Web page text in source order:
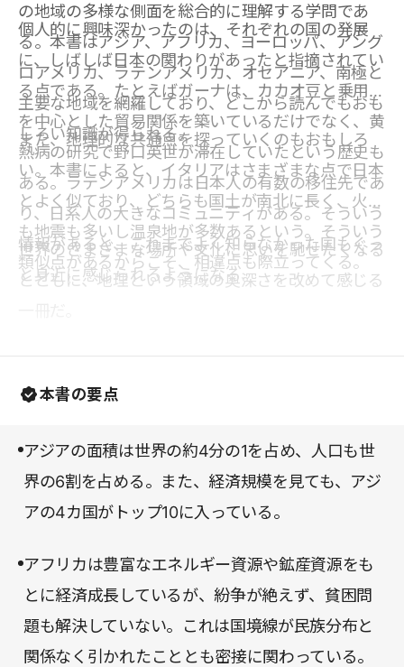
の地域の多様な側面を総合的に理解する学問であ
る。本書はアジア、アフリカ、ヨーロッパ、アング
ロアメリカ、ラテンアメリカ、オセアニア、南極と
主要な地域を網羅しており、どこから読んでもおも
しろい知識が得られる。
個人的に興味深かったのは、それぞれの国の発展
に、しばしば日本の関わりがあったと指摘されてい
る点である。たとえばガーナは、カカオ豆と乗用車
を中心とした貿易関係を築いているだけでなく、黄
熱病の研究で野口英世が滞在していたという歴史も
ある。ラテンアメリカは日本人の有数の移住先であ
り、日系人の大きなコミュニティがある。そういう
情報があると、これまでよく知らなかった国もぐっ
と身近に感じられるようになる。
また、地理的な共通点を探っていくのもおもしろ
い。本書によると、イタリアはさまざまな点で日本
とよく似ており、どちらも国土が南北に長く、火山
も地震も多いし温泉地が多数あるという。そういう
類似点があるからこそ、相違点も際立ってくる。
世界のさまざまな場所や文化に思いを馳せたくなる
とともに、地理という領域の奥深さを改めて感じる
本書の要点
アジアの面積は世界の約4分の1を占め、人口も世
界の6割を占める。また、経済規模を見ても、アジ
アの4カ国がトップ10に入っている。
アフリカは豊富なエネルギー資源や鉱産資源をも
とに経済成長しているが、紛争が絶えず、貧困問
題も解決していない。これは国境線が民族分布と
関係なく引かれたこととも密接に関わっている。